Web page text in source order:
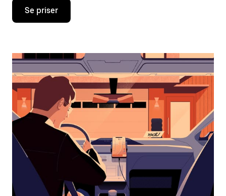
Trykk
piltast
åpne
og
velge
dato.
Trykk
på
Esc-
knappen
kalenderen.
Se priser